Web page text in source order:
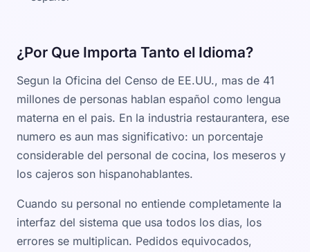
¿Por Que Importa Tanto el Idioma?
Segun la Oficina del Censo de EE.UU., mas de 41
millones de personas hablan español como lengua
materna en el pais. En la industria restaurantera, ese
numero es aun mas significativo: un porcentaje
considerable del personal de cocina, los meseros y
los cajeros son hispanohablantes.
Cuando su personal no entiende completamente la
interfaz del sistema que usa todos los dias, los
errores se multiplican. Pedidos equivocados,